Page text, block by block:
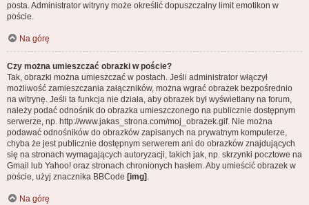
posta. Administrator witryny może określić dopuszczalny limit emotikon w
poście.
Na górę
Czy można umieszczać obrazki w poście?
Tak, obrazki można umieszczać w postach. Jeśli administrator włączył
możliwość zamieszczania załączników, można wgrać obrazek bezpośrednio
na witrynę. Jeśli ta funkcja nie działa, aby obrazek był wyświetlany na forum,
należy podać odnośnik do obrazka umieszczonego na publicznie dostępnym
serwerze, np. http://www.jakas_strona.com/moj_obrazek.gif. Nie można
podawać odnośników do obrazków zapisanych na prywatnym komputerze,
chyba że jest publicznie dostępnym serwerem ani do obrazków znajdujących
się na stronach wymagających autoryzacji, takich jak, np. skrzynki pocztowe na
Gmail lub Yahoo! oraz stronach chronionych hasłem. Aby umieścić obrazek w
poście, użyj znacznika BBCode [img] .
Na górę